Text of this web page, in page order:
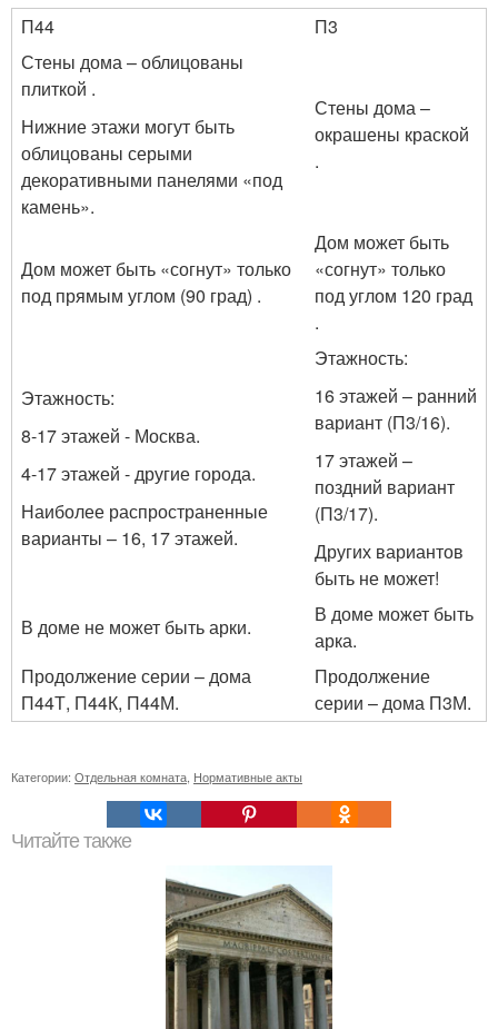
П44
П3
Стены дома – облицованы
плиткой .
Нижние этажи могут быть
облицованы серыми
декоративными панелями «под
камень».
Стены дома –
окрашены краской
.
Дом может быть «согнут» только
под прямым углом (90 град) .
Дом может быть
«согнут» только
под углом 120 град
.
Этажность:
8-17 этажей - Москва.
4-17 этажей - другие города.
Наиболее распространенные
варианты – 16, 17 этажей.
Этажность:
16 этажей – ранний
вариант (П3/16).
17 этажей –
поздний вариант
(П3/17).
Других вариантов
быть не может!
В доме не может быть арки.
В доме может быть
арка.
Продолжение серии – дома
П44Т, П44К, П44М.
Продолжение
серии – дома П3М.
Категории: Отдельная комната, Нормативные акты
Читайте также